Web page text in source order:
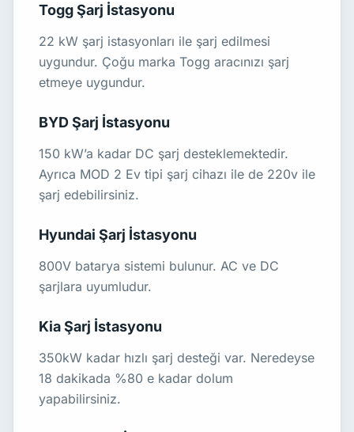
Togg Şarj İstasyonu
22 kW şarj istasyonları ile şarj edilmesi
uygundur. Çoğu marka Togg aracınızı şarj
etmeye uygundur.
BYD Şarj İstasyonu
150 kW’a kadar DC şarj desteklemektedir.
Ayrıca MOD 2 Ev tipi şarj cihazı ile de 220v ile
şarj edebilirsiniz.
Hyundai Şarj İstasyonu
800V batarya sistemi bulunur. AC ve DC
şarjlara uyumludur.
Kia Şarj İstasyonu
350kW kadar hızlı şarj desteği var. Neredeyse
18 dakikada %80 e kadar dolum
yapabilirsiniz.